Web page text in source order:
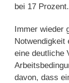
bei 17
Immer wieder
Notwendigkeit
eine deutliche
davon, dass